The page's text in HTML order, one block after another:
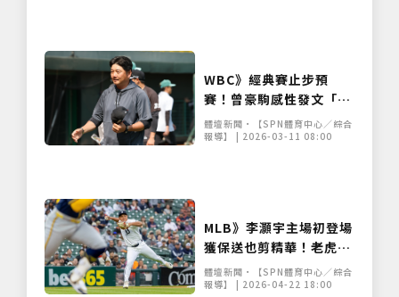
WBC》經典賽止步預
賽！曾豪駒感性發文「一
起畢業」 中華隊下一步瞄
準2028奧運門票
體壇新聞•【SPN體育中心／綜合
報導】 | 2026-03-11 08:00
MLB》李灝宇主場初登場
獲保送也剪精華！老虎隊
官方「超台」中文互動引
熱議
體壇新聞•【SPN體育中心／綜合
報導】 | 2026-04-22 18:00